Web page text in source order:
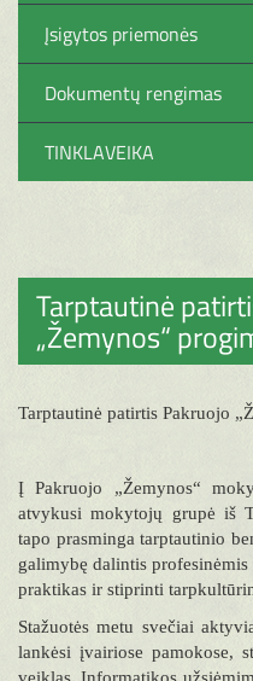
Įsigytos priemonės
Dokumentų rengimas
TINKLAVEIKA
Tarptautinė
„Žemynos“
Tarptautinė patirtis Pakruojo
Į Pakruojo „Žemynos“
atvykusi mokytojų grupė iš
tapo prasminga tarptautinio
galimybę dalintis
praktikas ir stiprinti
Stažuotės metu svečiai
lankėsi įvairiose pamokose,